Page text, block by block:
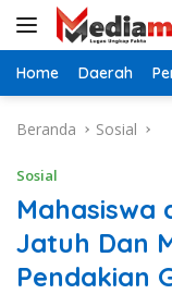
Langsung
Home Daerah
Beranda Sosial
Sosial
Mahasiswa
Jatuh Dan
Pendakian